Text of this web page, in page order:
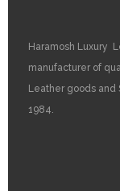
Haramosh Luxury
manufacturer of
Leather goods and
1984.